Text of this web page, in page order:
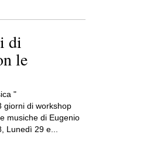
di
le
"
giorni di workshop
musiche di Eugenio
Lunedì 29 e...